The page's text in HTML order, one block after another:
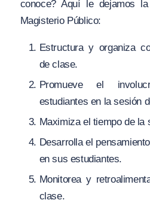
conoce? Aquí le dejamos
Magisterio Público:
Estructura y organiza
de clase.
Promueve el
estudiantes en la sesión
Maximiza el tiempo de la
Desarrolla el
en sus estudiantes.
Monitorea y
clase.